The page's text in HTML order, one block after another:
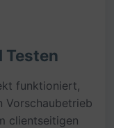
Testen
funktioniert,
Vorschaubetrieb
clientseitigen